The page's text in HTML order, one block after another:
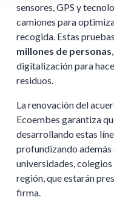
sensores, GPS y
camiones para
recogida. Estas
millones de personas
digitalización para
residuos.
La renovación del
Ecoembes garantiza
desarrollando estas
profundizando
universidades,
región, que estarán
firma.